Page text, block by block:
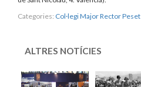
Categories: Col·legi Major Rector Peset
ALTRES NOTÍCIES